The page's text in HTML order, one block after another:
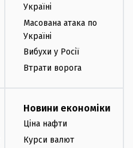
Україні
Масована атака по
Україні
Вибухи у Росії
Втрати ворога
Новини економіки
Ціна нафти
Курси валют